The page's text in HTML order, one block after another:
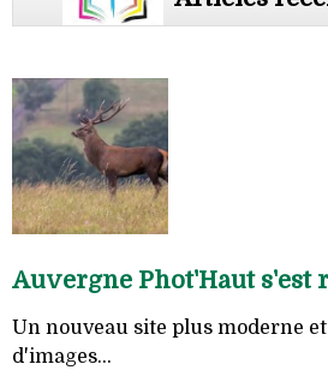
Auvergne Phot'Haut s'est
Un nouveau site plus moderne
d'images...